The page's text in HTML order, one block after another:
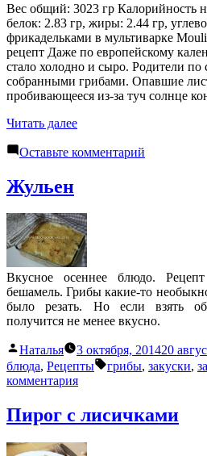
Вес общий: 3023 гр Калорийность
белок: 2.83 гр, жиры: 2.44 гр,
фрикадельками в мультиварке
рецепт Даже по европейскому
стало холодно и сыро. Родители по
собранными грибами. Опавшие
пробивающееся из-за туч солнце
Читать далее«Грибной
с
cook4me»
Оставьте комментарий
Жульен
Вкусное осеннее блюдо.
бешамель. Грибы какие-то
было резать. Но если взять
получится не менее вкусно.
Написано
автором
Наталья 3 октября, 201420
блюда, Рецепты Метки:
грибы, закуски,
комментарияк
Пирог с лисичками